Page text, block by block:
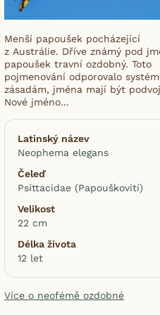
Menší papoušek pocházející
z Austrálie. Dříve známý pod
papoušek travní ozdobný. Toto
pojmenování odporovalo
zásadám, jména mají být
Nové jméno...
Latinský název
Neophema elegans
Čeleď
Psittacidae (Papouškovití)
Velikost
22 cm
Délka života
12 let
Více o neofémě ozdobné